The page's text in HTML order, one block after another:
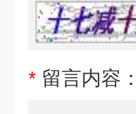
* 留言内容：